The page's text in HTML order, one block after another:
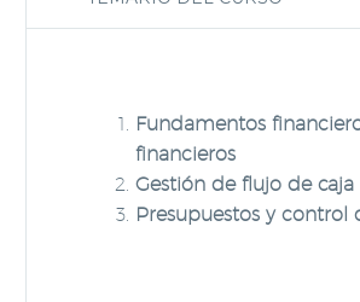
Fundamentos
financieros
Gestión de flujo de caja
Presupuestos y control